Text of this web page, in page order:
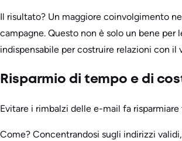
Il risultato? Un maggiore coinvolgimento
campagne. Questo non è solo un bene per
indispensabile per costruire relazioni con il
Risparmio di tempo e di
Evitare i rimbalzi delle e-mail fa
Come? Concentrandosi sugli indirizzi